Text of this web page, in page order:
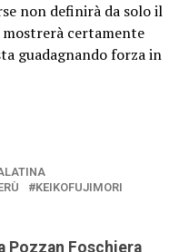
non definirà da solo il
certamente
guadagnando forza in
KEIKOFUJIMORI
Pozzan Foschiera